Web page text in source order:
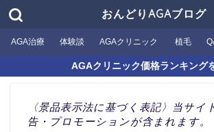
おんどりAGAブログ
AGA治療 体験談 AGAクリニック 植毛
AGAクリニック価格ランキング
〈景品表示法に基づく表記〉当サイ
告・プロモーションが含まれます。